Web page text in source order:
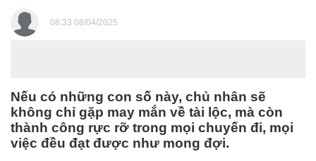
08:33 08/04/2025
Nếu có những con số này, chủ nhân sẽ
không chỉ gặp may mắn về tài lộc, mà còn
thành công rực rỡ trong mọi chuyến đi, mọi
việc đều đạt được như mong đợi.